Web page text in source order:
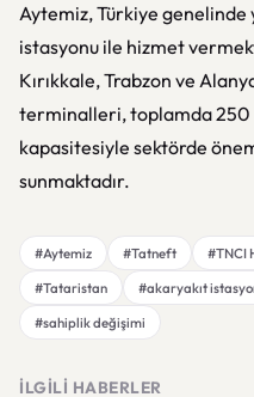
Aytemiz, Türkiye genelinde
istasyonu ile hizmet
Kırıkkale, Trabzon ve
terminalleri, toplamda 250
kapasitesiyle sektörde
sunmaktadır.
#Aytemiz #Tatneft #TNCI
#Tataristan
#akaryakıt
#sahiplik değişimi
İLGILI HABERLER